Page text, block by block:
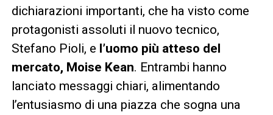
dichiarazioni importanti, che ha visto come
protagonisti assoluti il nuovo tecnico,
Stefano Pioli, e l’uomo più atteso del
mercato, Moise Kean. Entrambi hanno
lanciato messaggi chiari, alimentando
l’entusiasmo di una piazza che sogna una